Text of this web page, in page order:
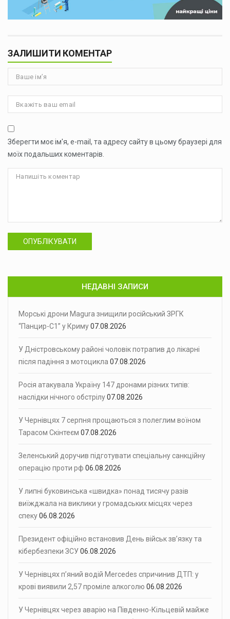
ЗАЛИШИТИ КОМЕНТАР
Зберегти моє ім'я, e-mail, та адресу сайту в цьому браузері для
моїх подальших коментарів.
ОПУБЛІКУВАТИ
НЕДАВНІ ЗАПИСИ
Морські дрони Magura знищили російський ЗРГК
“Панцир-С1” у Криму07.08.2026
У Дністровському районі чоловік потрапив до лікарні
після падіння з мотоцикла 07.08.2026
Росія атакувала Україну 147 дронами різних типів:
наслідки нічного обстрілу07.08.2026
У Чернівцях 7 серпня прощаються з полеглим воїном
Тарасом Скінтеєм 07.08.2026
Зеленський доручив підготувати спеціальну санкційну
операцію проти рф 06.08.2026
У липні буковинська «швидка» понад тисячу разів
виїжджала на виклики у громадських місцях через
спеку06.08.2026
Президент офіційно встановив День військ зв’язку та
кібербезпеки ЗСУ06.08.2026
У Чернівцях п’яний водій Mercedes спричинив ДТП: у
крові виявили 2,57 проміле алкоголю 06.08.2026
У Чернівцях через аварію на Південно-Кільцевій майже